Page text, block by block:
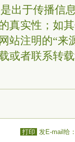
出于传播信
真实性；如
站注明的“来
或者联系转
打印 发E-mail给